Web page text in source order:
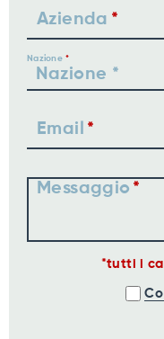
Azienda
Nazione
Email
Messaggio
tutti i